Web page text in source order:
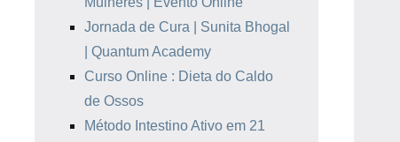
Jornada de Cura | Sunita Bhogal
| Quantum Academy
Curso Online : Dieta do Caldo
de Ossos
Método Intestino Ativo em 21